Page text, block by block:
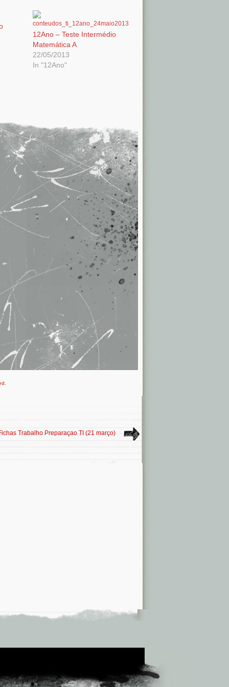
12Ano – Teste Intermédio
Matemática A
22/05/2013
In "12Ano"
Trabalho Preparaçao TI (21 março)